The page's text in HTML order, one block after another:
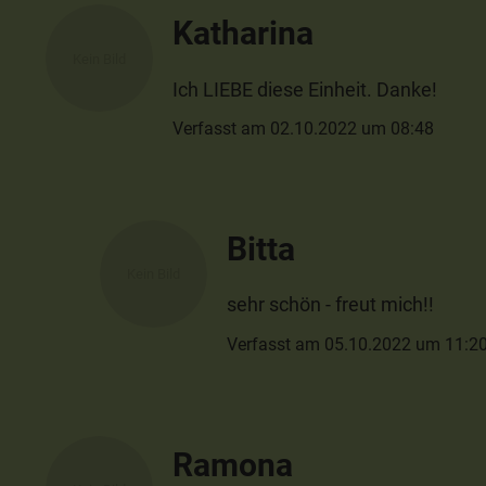
Katharina
Ich LIEBE diese Einheit. Danke!
Verfasst am 02.10.2022 um 08:48
Bitta
sehr schön - freut mich!!
Verfasst am 05.10.2022 um
Ramona